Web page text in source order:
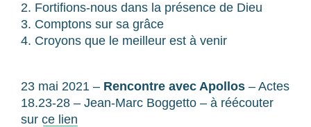
2. Fortifions-nous dans la présence de Dieu
3. Comptons sur sa grâce
4. Croyons que le meilleur est à venir
23 mai 2021 – Rencontre avec Apollos – Actes
18.23-28 – Jean-Marc Boggetto – à réécouter
sur ce lien